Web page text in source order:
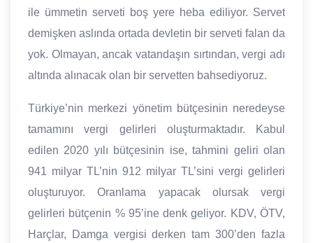
ile ümmetin serveti boş yere heba ediliyor. Servet
demişken aslında ortada devletin bir serveti falan da
yok. Olmayan, ancak vatandaşın sırtından, vergi adı
altında alınacak olan bir servetten bahsediyoruz.
Türkiye’nin merkezi yönetim bütçesinin neredeyse
tamamını vergi gelirleri oluşturmaktadır. Kabul
edilen 2020 yılı bütçesinin ise, tahmini geliri olan
941 milyar TL’nin 912 milyar TL’sini vergi gelirleri
oluşturuyor. Oranlama yapacak olursak vergi
gelirleri bütçenin % 95’ine denk geliyor. KDV, ÖTV,
Harçlar, Damga vergisi derken tam 300’den fazla